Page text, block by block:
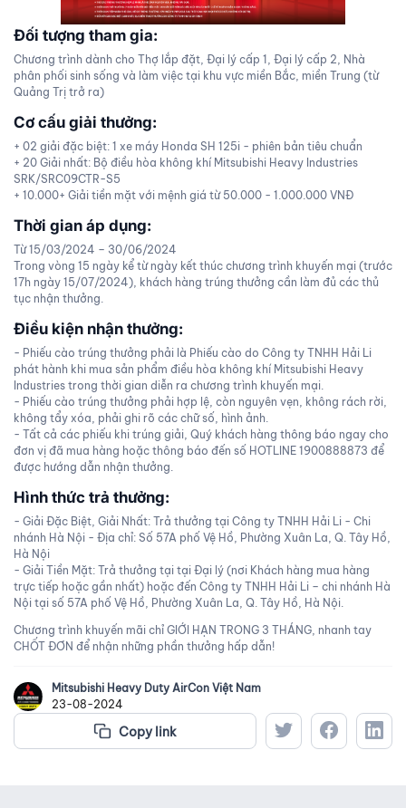
Đối tượng tham gia:
Chương trình dành cho Thợ lắp đặt, Đại lý cấp 1, Đại lý cấp 2, Nhà
phân phối sinh sống và làm việc tại khu vực miền Bắc, miền Trung (từ
Quảng Trị trở ra)
Cơ cấu giải thưởng:
+ 02 giải đặc biệt: 1 xe máy Honda SH 125i - phiên bản tiêu chuẩn
+ 20 Giải nhất: Bộ điều hòa không khí Mitsubishi Heavy Industries
SRK/SRC09CTR-S5
+ 10.000+ Giải tiền mặt với mệnh giá từ 50.000 - 1.000.000 VNĐ
Thời gian áp dụng:
Từ 15/03/2024 – 30/06/2024
Trong vòng 15 ngày kể từ ngày kết thúc chương trình khuyến mại (trước
17h ngày 15/07/2024), khách hàng trúng thưởng cần làm đủ các thủ
tục nhận thưởng.
Điều kiện nhận thưởng:
- Phiếu cào trúng thưởng phải là Phiếu cào do Công ty TNHH Hải Li
phát hành khi mua sản phẩm điều hòa không khí Mitsubishi Heavy
Industries trong thời gian diễn ra chương trình khuyến mại.
- Phiếu cào trúng thưởng phải hợp lệ, còn nguyên vẹn, không rách rời,
không tẩy xóa, phải ghi rõ các chữ số, hình ảnh.
- Tất cả các phiếu khi trúng giải, Quý khách hàng thông báo ngay cho
đơn vị đã mua hàng hoặc thông báo đến số HOTLINE 1900888873 để
được hướng dẫn nhận thưởng.
Hình thức trả thưởng:
- Giải Đặc Biệt, Giải Nhất: Trả thưởng tại Công ty TNHH Hải Li - Chi
nhánh Hà Nội - Địa chỉ: Số 57A phố Vệ Hồ, Phường Xuân La, Q. Tây Hồ,
Hà Nội
- Giải Tiền Mặt: Trả thưởng tại tại Đại lý (nơi Khách hàng mua hàng
trực tiếp hoặc gần nhất) hoặc đến Công ty TNHH Hải Li – chi nhánh Hà
Nội tại số 57A phố Vệ Hồ, Phường Xuân La, Q. Tây Hồ, Hà Nội.
Chương trình khuyến mãi chỉ GIỚI HẠN TRONG 3 THÁNG, nhanh tay
CHỐT ĐƠN để nhận những phần thưởng hấp dẫn!
Mitsubishi Heavy Duty AirCon Việt Nam
23-08-2024
Copy link